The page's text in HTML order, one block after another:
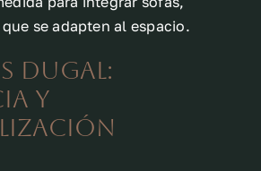
se adapten al espacio.
Dugal:
y